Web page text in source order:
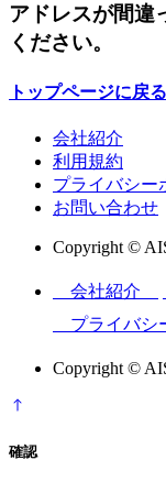
アドレスが間違
ください。
トップページに戻る
会社紹介
利用規約
プライバシー
お問い合わせ
Copyright ©
会社紹介
プライバシ
Copyright ©
確認